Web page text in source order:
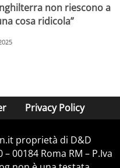
non riescono a
cosa ridicola”
Privacy Policy
proprietà di D&D
00184 Roma RM – P.Iva